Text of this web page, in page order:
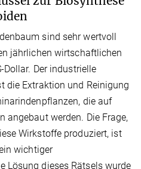
sind sehr wertvoll
jährlichen wirtschaftlichen
Der industrielle
die Extraktion und Reinigung
die auf
angebaut werden. Die Frage,
Wirkstoffe produziert, ist
wichtiger
Lösung dieses Rätsels wurde